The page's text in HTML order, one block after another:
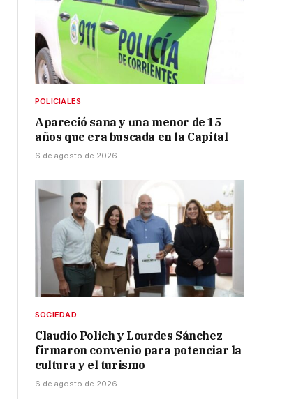
POLICIALES
Apareció sana y una menor de 15
años que era buscada en la Capital
6 de agosto de 2026
SOCIEDAD
Claudio Polich y Lourdes Sánchez
firmaron convenio para potenciar la
cultura y el turismo
6 de agosto de 2026